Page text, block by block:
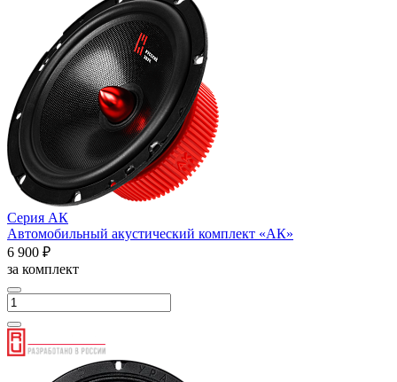
Серия АК
Автомобильный акустический комплект «АК»
6 900 ₽
за комплект